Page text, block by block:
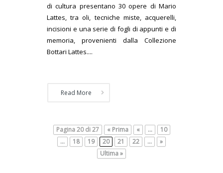
di cultura presentano 30 opere di Mario
Lattes, tra oli, tecniche miste, acquerelli,
incisioni e una serie di fogli di appunti e di
memoria, provenienti dalla Collezione
Bottari Lattes....
Read More
Pagina 20 di 27 « Prima « ...
10
...
18 19 20 21 22 ...
»
Ultima »